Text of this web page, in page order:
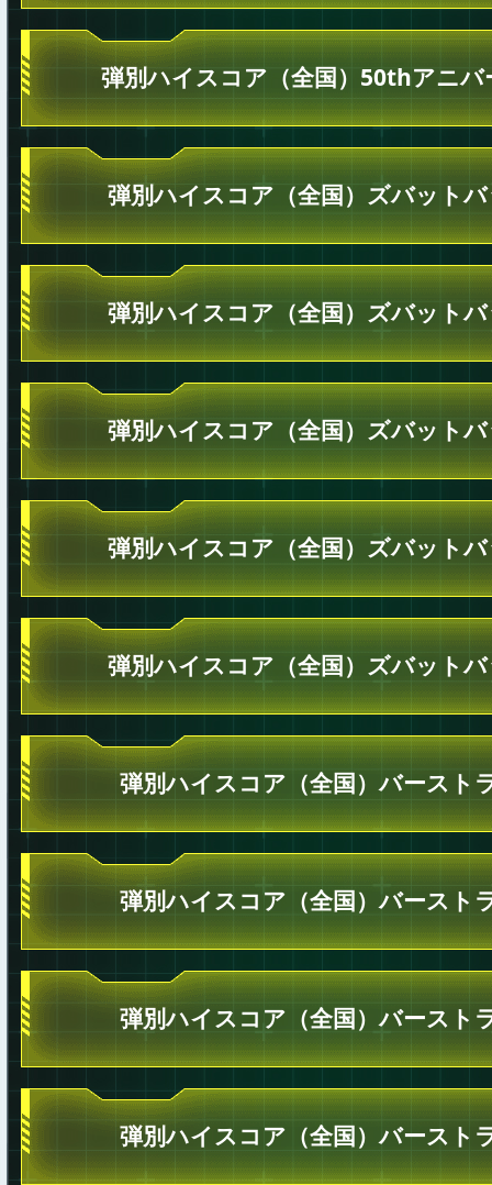
弾別ハイスコア（全国）50thアニバ
弾別ハイスコア（全国）ズバット
弾別ハイスコア（全国）ズバット
弾別ハイスコア（全国）ズバット
弾別ハイスコア（全国）ズバット
弾別ハイスコア（全国）ズバット
弾別ハイスコア（全国）バースト
弾別ハイスコア（全国）バースト
弾別ハイスコア（全国）バースト
弾別ハイスコア（全国）バースト